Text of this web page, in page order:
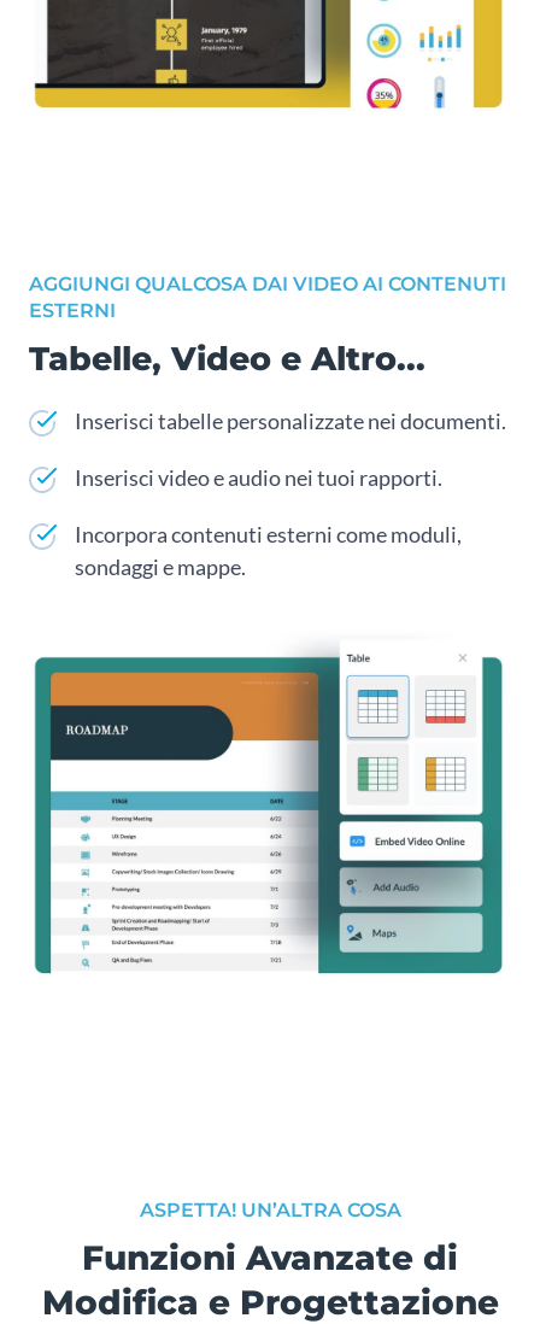
AGGIUNGI QUALCOSA DAI VIDEO AI CONTENUTI
ESTERNI
Tabelle, Video e Altro...
Inserisci tabelle personalizzate nei documenti.
Inserisci video e audio nei tuoi rapporti.
Incorpora contenuti esterni come moduli,
sondaggi e mappe.
ASPETTA! UN’ALTRA COSA
Funzioni Avanzate di
Modifica e Progettazione